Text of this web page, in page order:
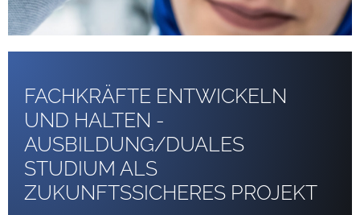
FACHKRÄFTE ENTWICKELN
UND HALTEN -
AUSBILDUNG/DUALES
STUDIUM ALS
ZUKUNFTSSICHERES PROJEKT